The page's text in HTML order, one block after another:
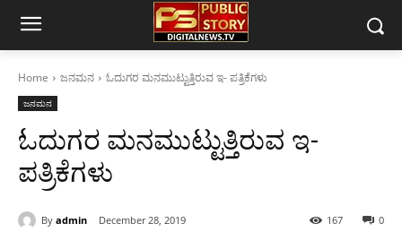
Home ಜನಮನ ಓದುಗರ ಮನಮುಟ್ಟುತ್ತಿರುವ ಇ- ಪತ್ರಿಕೆಗಳು
ಜನಮನ
ಓದುಗರ ಮನಮುಟ್ಟುತ್ತಿರುವ ಇ-
ಪತ್ರಿಕೆಗಳು
By admin December 28, 2019 0
167